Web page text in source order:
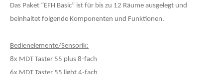
Das Paket “EFH Basic” ist für bis zu 12 Räume ausgelegt und
beinhaltet folgende Komponenten und Funktionen.
Bedienelemente/Sensorik:
8x MDT Taster 55 plus 8-fach